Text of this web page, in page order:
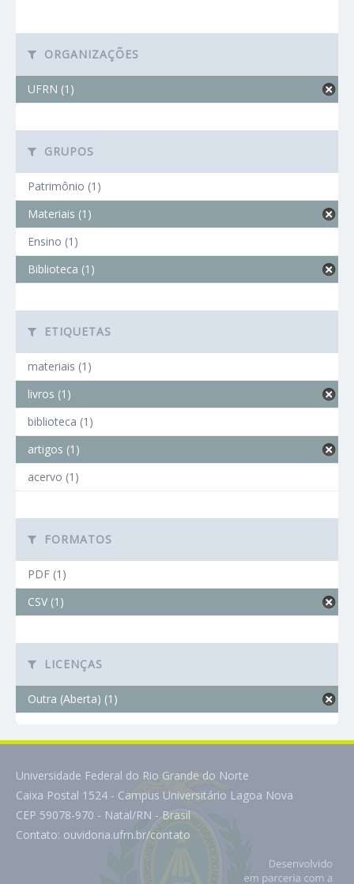
ORGANIZAÇÕES
UFRN (1)
GRUPOS
Patrimônio (1)
Materiais (1)
Ensino (1)
Biblioteca (1)
ETIQUETAS
materiais (1)
livros (1)
biblioteca (1)
artigos (1)
acervo (1)
FORMATOS
PDF (1)
CSV (1)
LICENÇAS
Outra (Aberta) (1)
Universidade Federal do Rio Grande do Norte
Caixa Postal 1524 - Campus Universitário Lagoa Nova
CEP 59078-970 - Natal/RN - Brasil
Contato: ouvidoria.ufrn.br/contato